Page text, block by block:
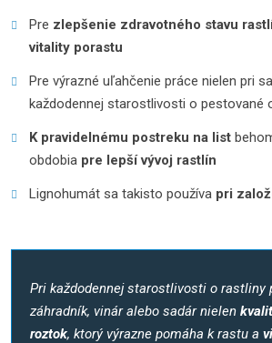
Pre zlepšenie zdravotného stavu
vitality porastu
Pre výrazné uľahčenie práce nielen pri
každodennej starostlivosti o pestované
K pravidelnému postreku na list
obdobia pre lepší vývoj rastlín
Lignohumát sa takisto používapri
Pri každodennej starostlivosti o rastliny
záhradník, vinár alebo sadár nielen
roztok, ktorý výrazne pomáha k rastu a